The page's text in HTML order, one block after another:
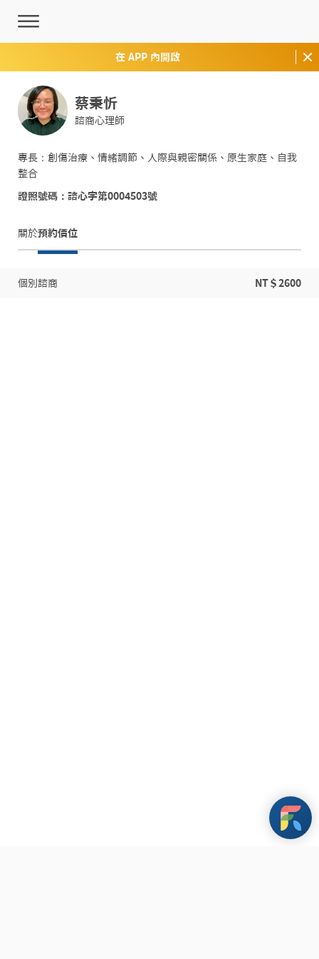
在 APP 內開啟
蔡秉忻
諮商心理師
專長：創傷治療、情緒調節、人際與親密關係、原生家庭、自我
整合
證照號碼：諮心字第0004503號
關於預約價位
個別諮商 NT＄2600